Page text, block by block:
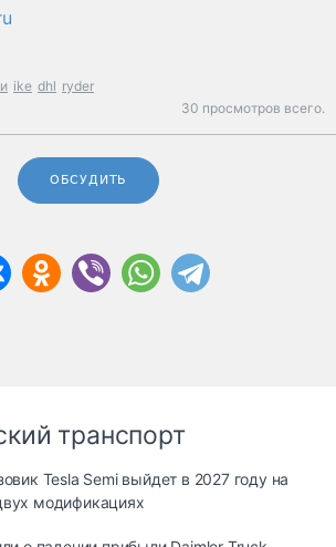
ike dhl ryder
30 просмотров всего.
ОБСУДИТЬ
транспорт
Tesla Semi выйдет в 2027 году на
модификациях